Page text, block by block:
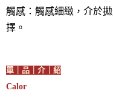
觸感：觸感細緻，介於
擇。
單｜品｜介｜紹
Calor